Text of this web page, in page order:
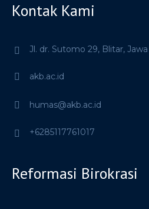
Kontak Kami
Jl. dr. Sutomo 29, Blitar,
akb.ac.id
humas@akb.ac.id
+6285117761017
Reformasi Birokrasi